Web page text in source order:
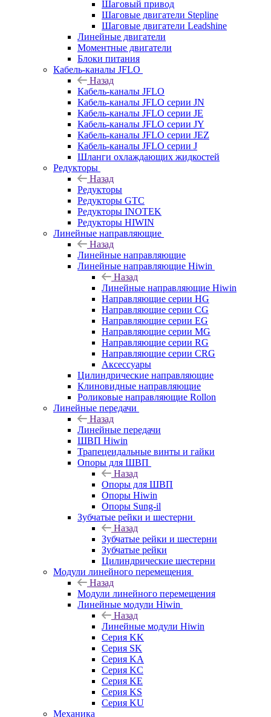
Шаговый привод
Шаговые двигатели Stepline
Шаговые двигатели Leadshine
Линейные двигатели
Моментные двигатели
Блоки питания
Кабель-каналы JFLO
Назад
Кабель-каналы JFLO
Кабель-каналы JFLO серии JN
Кабель-каналы JFLO серии JE
Кабель-каналы JFLO серии JY
Кабель-каналы JFLO серии JEZ
Кабель-каналы JFLO серии J
Шланги охлаждающих жидкостей
Редукторы
Назад
Редукторы
Редукторы GTC
Редукторы INOTEK
Редукторы HIWIN
Линейные направляющие
Назад
Линейные направляющие
Линейные направляющие Hiwin
Назад
Линейные направляющие Hiwin
Направляющие серии HG
Направляющие серии CG
Направляющие серии EG
Направляющие серии MG
Направляющие серии RG
Направляющие серии CRG
Аксессуары
Цилиндрические направляющие
Клиновидные направляющие
Роликовые направляющие Rollon
Линейные передачи
Назад
Линейные передачи
ШВП Hiwin
Трапецеидальные винты и гайки
Опоры для ШВП
Назад
Опоры для ШВП
Опоры Hiwin
Опоры Sung-il
Зубчатые рейки и шестерни
Назад
Зубчатые рейки и шестерни
Зубчатые рейки
Цилиндрические шестерни
Модули линейного перемещения
Назад
Модули линейного перемещения
Линейные модули Hiwin
Назад
Линейные модули Hiwin
Серия KK
Серия SK
Серия KA
Серия KC
Серия KE
Серия KS
Серия KU
Механика